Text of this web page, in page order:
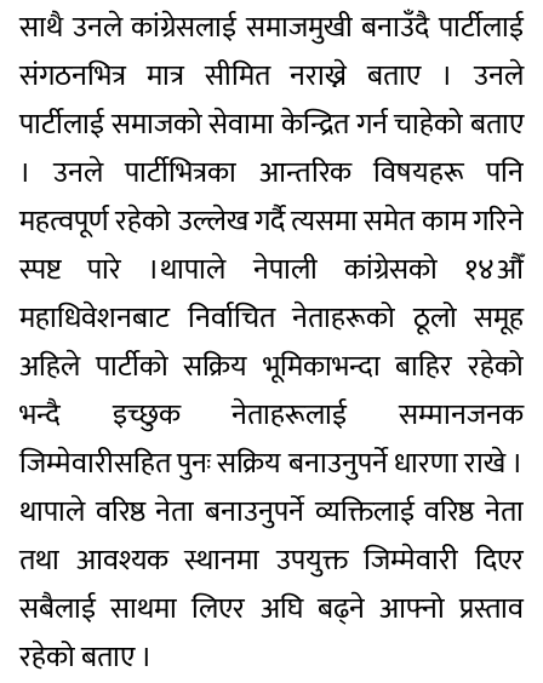
साथै उनले कांग्रेसलाई समाजमुखी बनाउँदै पार्टीलाई
संगठनभित्र मात्र सीमित नराख्ने बताए । उनले
पार्टीलाई समाजको सेवामा केन्द्रित गर्न चाहेको बताए
। उनले पार्टीभित्रका आन्तरिक विषयहरू पनि
महत्वपूर्ण रहेको उल्लेख गर्दै त्यसमा समेत काम गरिने
स्पष्ट पारे ।थापाले नेपाली कांग्रेसको १४औँ
महाधिवेशनबाट निर्वाचित नेताहरूको ठूलो समूह
अहिले पार्टीको सक्रिय भूमिकाभन्दा बाहिर रहेको
भन्दै इच्छुक नेताहरूलाई सम्मानजनक
जिम्मेवारीसहित पुनः सक्रिय बनाउनुपर्ने धारणा राखे ।
थापाले वरिष्ठ नेता बनाउनुपर्ने व्यक्तिलाई वरिष्ठ नेता
तथा आवश्यक स्थानमा उपयुक्त जिम्मेवारी दिएर
सबैलाई साथमा लिएर अघि बढ्ने आफ्नो प्रस्ताव
रहेको बताए ।